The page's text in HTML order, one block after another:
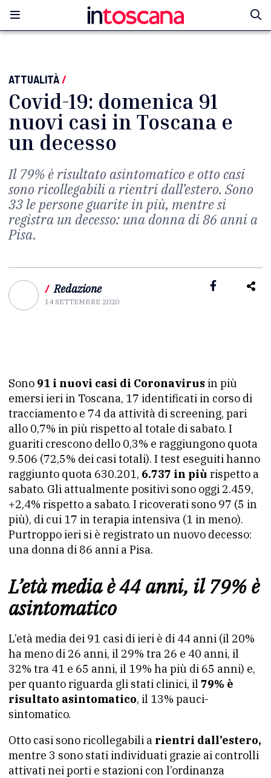
ATTUALITÀ/
Covid-19: domenica 91
nuovi casi in Toscana e
un decesso
Il 79% è risultato asintomatico e otto casi
sono ricollegabili a rientri dall’estero. Sono
33 le persone guarite in più, mentre si
registra un decesso: una donna di 86 anni a
Pisa.
/ Redazione
14 SETTEMBRE 2020
Sono 91 i nuovi casi di Coronavirusin più
emersi ieri in Toscana, 17 identificati in corso di
tracciamento e 74 da attività di screening, pari
allo 0,7% in più rispetto al totale di sabato. I
guariti crescono dello 0,3% e raggiungono quota
9.506 (72,5% dei casi totali). I test eseguiti hanno
raggiunto quota 630.201, 6.737 in più rispetto a
sabato. Gli attualmente positivi sono oggi 2.459,
+2,4% rispetto a sabato. I ricoverati sono 97 (5 in
più), di cui 17 in terapia intensiva (1 in meno).
Purtroppo ieri si è registrato un nuovo decesso:
una donna di 86 anni a Pisa.
L’età media è 44 anni, il 79% è
asintomatico
L’età media dei 91 casi di ieri è di 44 anni (il 20%
ha meno di 26 anni, il 29% tra 26 e 40 anni, il
32% tra 41 e 65 anni, il 19% ha più di 65 anni) e,
per quanto riguarda gli stati clinici, il 79% è
risultato asintomatico, il 13% pauci-
sintomatico.
Otto casi sono ricollegabili a rientri dall’estero,
mentre 3 sono stati individuati grazie ai controlli
attivati nei porti e stazioni con l’ordinanza